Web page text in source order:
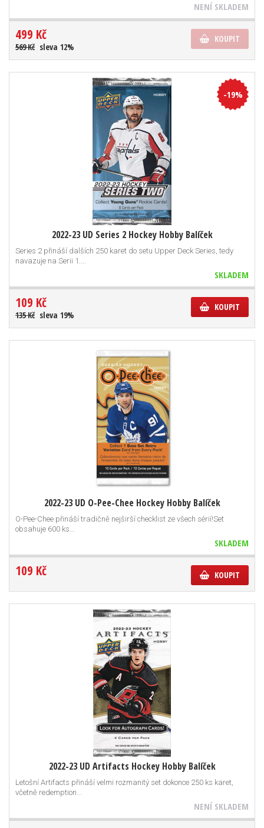
NENÍ SKLADEM
499 Kč
569 Kč sleva 12%
KOUPIT
-19%
2022-23 UD Series 2 Hockey Hobby Balíček
Series 2 přináší dalších 250 karet do setu Upper Deck Series, tedy
navazuje na Serii 1....
SKLADEM
109 Kč
135 Kč sleva 19%
KOUPIT
2022-23 UD O-Pee-Chee Hockey Hobby Balíček
O-Pee-Chee přináší tradičně nejširší checklist ze všech sérií!Set
obsahuje 600 ks...
SKLADEM
109 Kč KOUPIT
2022-23 UD Artifacts Hockey Hobby Balíček
Letošní Artifacts přináší velmi rozmanitý set dokonce 250 ks karet,
včetně redemption...
NENÍ SKLADEM